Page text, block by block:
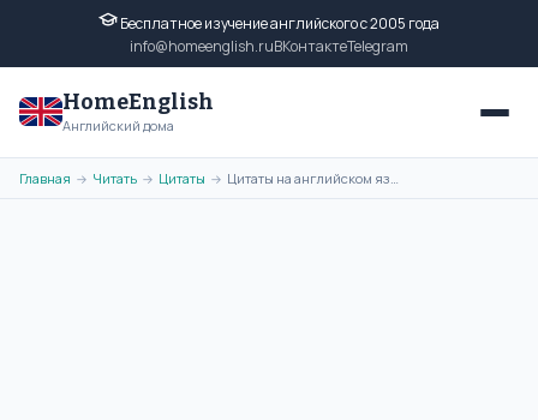
Бесплатное изучение английского с 2005 года
info@homeenglish.ruВКонтактеTelegram
HomeEnglish
Английский дома
Главная → Читать → Цитаты → Цитаты на английском языке Леонардо Да Винчи с переводом